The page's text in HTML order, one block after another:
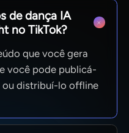
de dança IA
no TikTok?
que você gera
você pode publicá-
ou distribuí-lo offline